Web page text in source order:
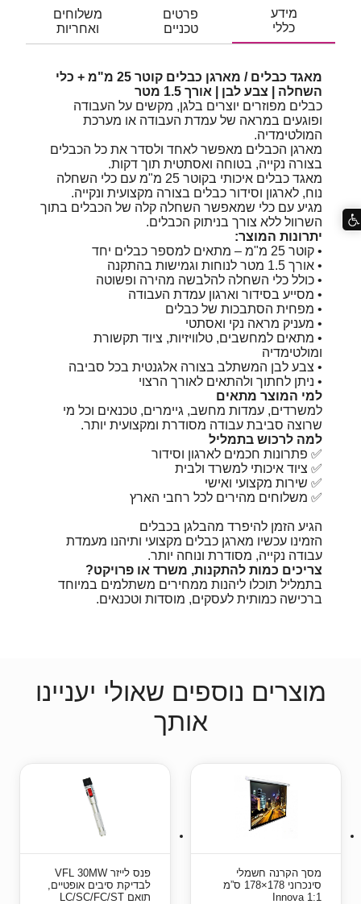
מידע
כללי
פרטים
טכניים
משלוחים
ואחריות
מאגד כבלים / מארגן כבלים קוטר 25 מ"מ + כלי
השחלה | צבע לבן | אורך 1.5 מטר
כבלים מפוזרים יוצרים בלגן, מקשים על העבודה
ופוגעים במראה של עמדת העבודה או מערכת
המולטימדיה.
מארגן הכבלים מאפשר לאחד ולסדר את כל הכבלים
בצורה נקייה, בטוחה ואסתטית תוך דקות.
מאגד כבלים איכותי בקוטר ‎25 מ"מ עם כלי השחלה
נוח, לארגון וסידור כבלים בצורה מקצועית ונקייה.
מגיע עם כלי שמאפשר השחלה קלה של הכבלים בתוך
השרוול ללא צורך בניתוק הכבלים.
יתרונות המוצר:
• קוטר ‎25 מ"מ – מתאים למספר כבלים יחד
• אורך ‎1.5 מטר לנוחות וגמישות בהתקנה
• כולל כלי השחלה להלבשה מהירה ופשוטה
• מסייע בסידור וארגון עמדת העבודה
• מפחית הסתבכות של כבלים
• מעניק מראה נקי ואסתטי
• מתאים למחשבים, טלוויזיות, ציוד תקשורת
ומולטימדיה
• צבע לבן המשתלב בצורה אלגנטית בכל סביבה
• ניתן לחתוך ולהתאים לאורך הרצוי
למי המוצר מתאים
למשרדים, עמדות מחשב, גיימרים, טכנאים וכל מי
שרוצה סביבת עבודה מסודרת ומקצועית יותר.
למה לרכוש בתמליל
✅ פתרונות חכמים לארגון וסידור
✅ ציוד איכותי למשרד ולבית
✅ שירות מקצועי ואישי
✅ משלוחים מהירים לכל רחבי הארץ
הגיע הזמן להיפרד מהבלגן בכבלים
הזמינו עכשיו מארגן כבלים מקצועי ותיהנו מעמדת
עבודה נקייה, מסודרת ונוחה יותר.
צריכים כמות להתקנות, משרד או פרויקט?
בתמליל תוכלו ליהנות ממחירים משתלמים במיוחד
ברכישה כמותית לעסקים, מוסדות וטכנאים.
מוצרים נוספים שאולי יעניינו
אותך
מסך הקרנה חשמלי
סינכרוני 178×178 ס”מ
1:1 Innova
פנס לייזר VFL 30MW
לבדיקת סיבים אופטיים,
תואם LC/SC/FC/ST